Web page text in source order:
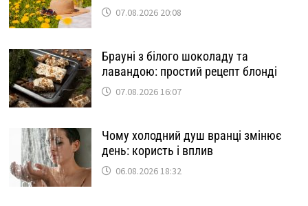
07.08.2026 20:08
Брауні з білого шоколаду та
лавандою: простий рецепт блонді
07.08.2026 16:07
Чому холодний душ вранці змінює
день: користь і вплив
06.08.2026 18:32